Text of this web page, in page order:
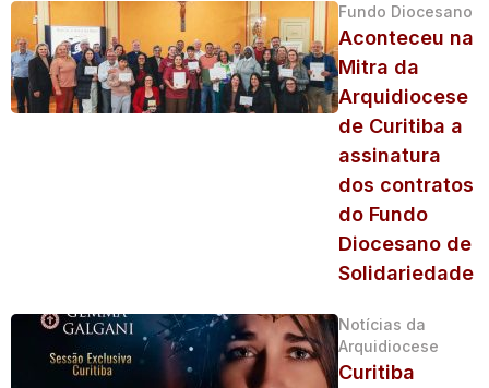
Fundo Diocesano
Aconteceu na
Mitra da
Arquidiocese
de Curitiba a
assinatura
dos contratos
do Fundo
Diocesano de
Solidariedade
Notícias da
Arquidiocese
Curitiba